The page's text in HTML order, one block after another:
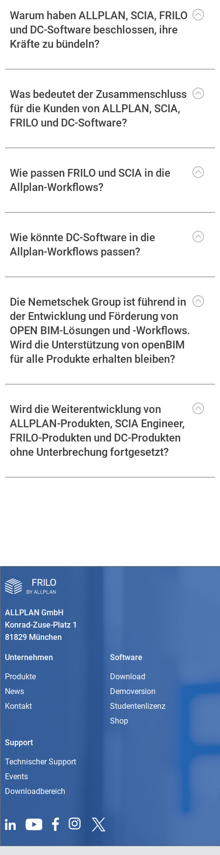
Warum haben ALLPLAN, SCIA, FRILO
und DC-Software beschlossen, ihre
Kräfte zu bündeln?
Was bedeutet der Zusammenschluss
für die Kunden von ALLPLAN, SCIA,
FRILO und DC-Software?
Wie passen FRILO und SCIA in die
Allplan-Workflows?
Wie könnte DC-Software in die
Allplan-Workflows passen?
Die Nemetschek Group ist führend in
der Entwicklung und Förderung von
OPEN BIM-Lösungen und -Workflows.
Wird die Unterstützung von openBIM
für alle Produkte erhalten bleiben?
Wird die Weiterentwicklung von
ALLPLAN-Produkten, SCIA Engineer,
FRILO-Produkten und DC-Produkten
ohne Unterbrechung fortgesetzt?
ALLPLAN GmbH
Konrad-Zuse-Platz 1
81829 München
Unternehmen
Produkte
News
Kontakt
Software
Download
Demoversion
Studentenlizenz
Shop
Support
Technischer Support
Events
Downloadbereich